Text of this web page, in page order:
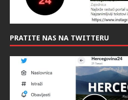
PRATITE NAS NA TWITTERU